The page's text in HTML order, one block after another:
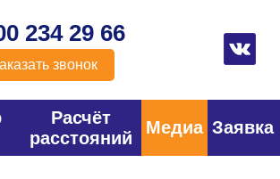
234 29 66
звонок
Расчёт
расстояний
Медиа Заявка